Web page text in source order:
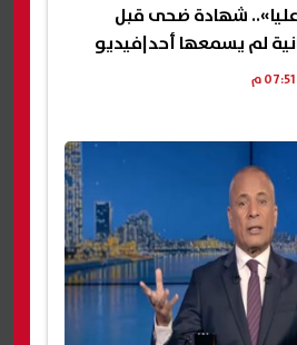
شهادة ضحى قبل
لم يسمعها أحد|فيديو